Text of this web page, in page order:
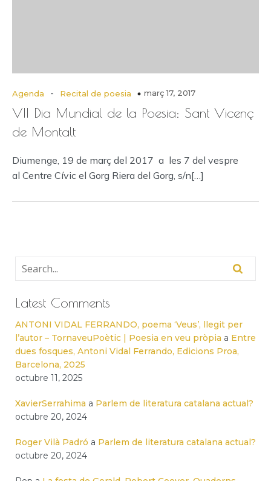
Agenda - Recital de poesia març 17, 2017
VII Dia Mundial de la Poesia: Sant Vicenç
de Montalt
Diumenge, 19 de març del 2017 a les 7 del vespre
al Centre Cívic el Gorg Riera del Gorg, s/n[…]
Latest Comments
ANTONI VIDAL FERRANDO, poema ‘Veus’, llegit per
l’autor – TornaveuPoètic | Poesia en veu pròpia a Entre
dues fosques, Antoni Vidal Ferrando, Edicions Proa,
Barcelona, 2025
octubre 11, 2025
XavierSerrahima a Parlem de literatura catalana actual?
octubre 20, 2024
Roger Vilà Padró a Parlem de literatura catalana actual?
octubre 20, 2024